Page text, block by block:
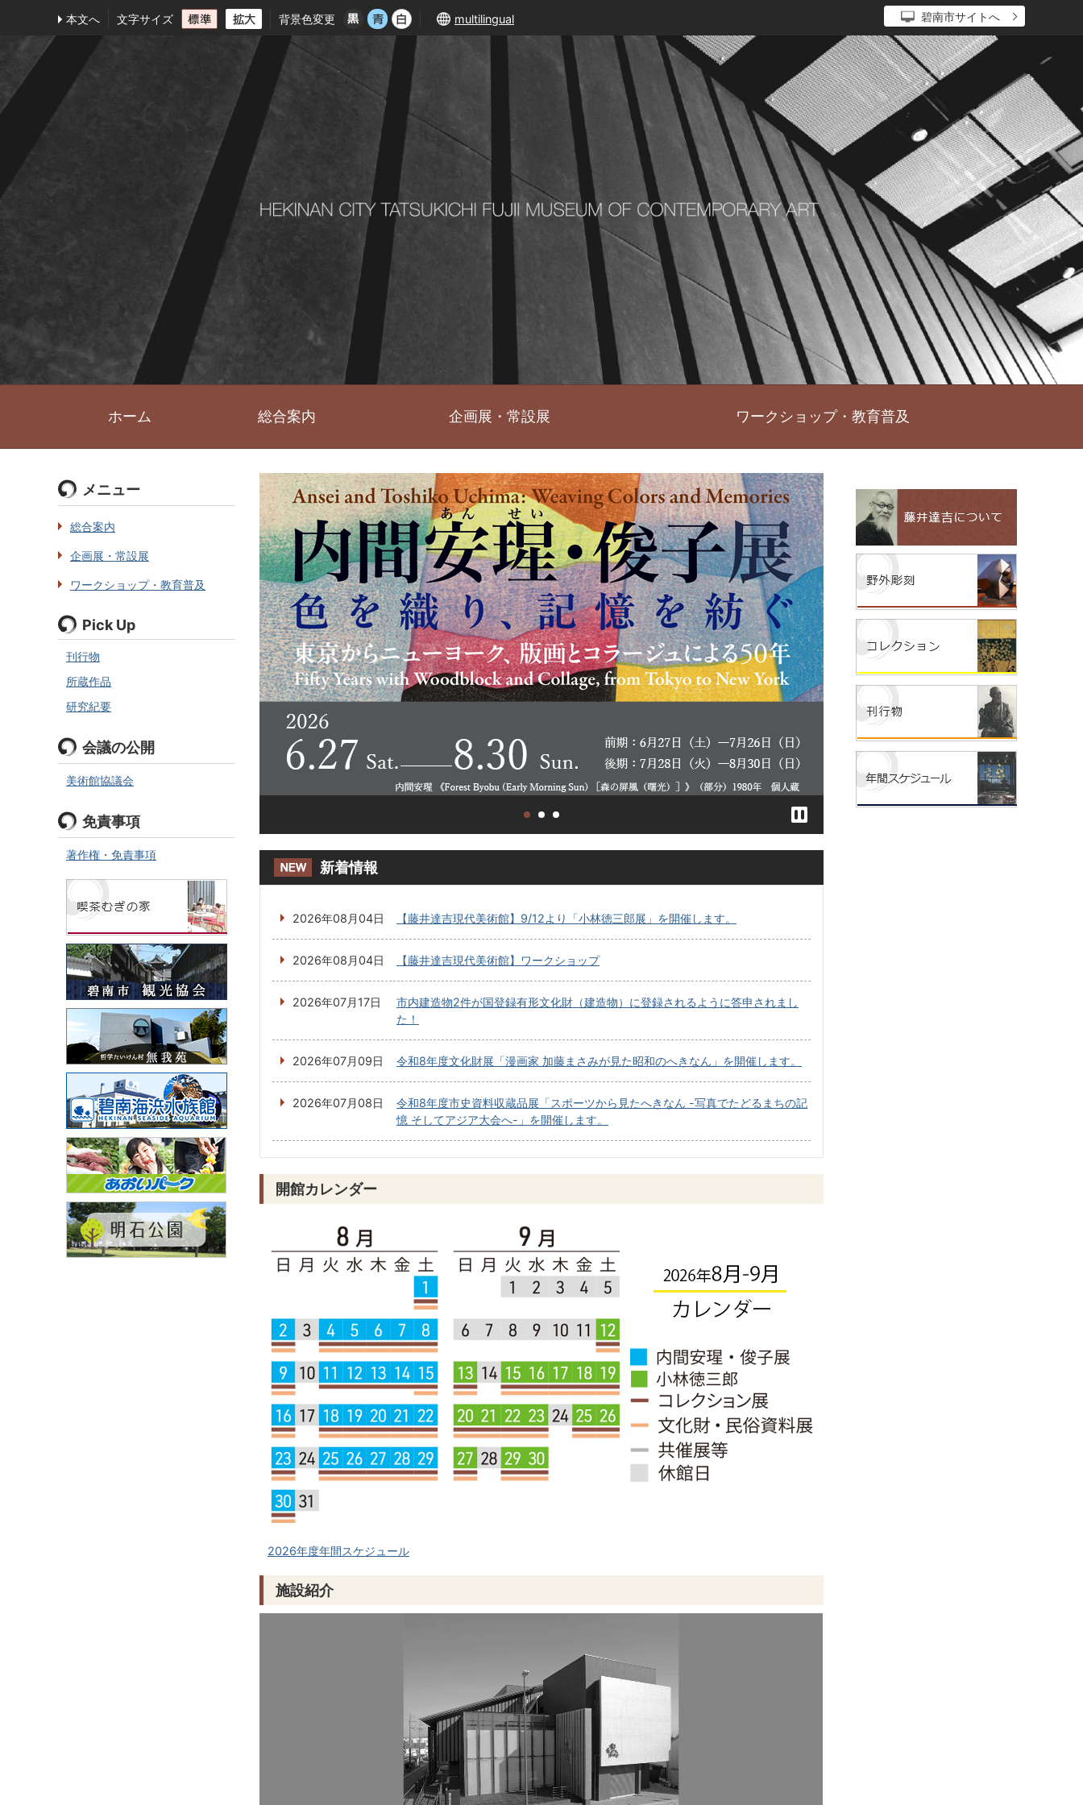
本文へ 文字サイズ 背景色変更 multilingual 碧南市サイトへ
ホーム 総合案内 企画展・常設展 ワークショップ・教育普及
メニュー
総合案内
企画展・常設展
ワークショップ・教育普及
Pick Up
刊行物
所蔵作品
研究紀要
会議の公開
美術館協議会
免責事項
著作権・免責事項
新着情報
2026年08月04日 【藤井達吉現代美術館】9/12より「小林徳三郎展」を開催します。
2026年08月04日 【藤井達吉現代美術館】ワークショップ
2026年07月17日
市内建造物2件が国登録有形文化財（建造物）に登録されるように答申されまし
た！
2026年07月09日 令和8年度文化財展「漫画家 加藤まさみが見た昭和のへきなん」を開催します。
2026年07月08日
令和8年度市史資料収蔵品展「スポーツから見たへきなん -写真でたどるまちの記
憶 そしてアジア大会へ-」を開催します。
開館カレンダー
2026年度年間スケジュール
施設紹介